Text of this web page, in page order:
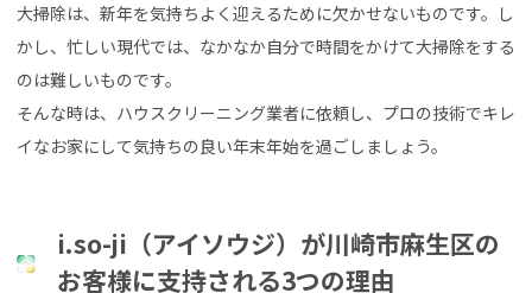
大掃除は、新年を気持ちよく迎えるために欠かせないものです。し
かし、忙しい現代では、なかなか自分で時間をかけて大掃除をする
のは難しいものです。
そんな時は、ハウスクリーニング業者に依頼し、プロの技術でキレ
イなお家にして気持ちの良い年末年始を過ごしましょう。
i.so-ji（アイソウジ）が川崎市麻生区の
お客様に支持される3つの理由